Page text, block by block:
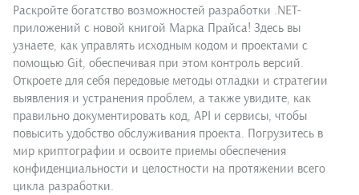
Раскройте богатство возможностей разработки .NET-
приложений с новой книгой Марка Прайса! Здесь вы
узнаете, как управлять исходным кодом и проектами с
помощью Git, обеспечивая при этом контроль версий.
Откроете для себя передовые методы отладки и стратегии
выявления и устранения проблем, а также увидите, как
правильно документировать код, API и сервисы, чтобы
повысить удобство обслуживания проекта. Погрузитесь в
мир криптографии и освоите приемы обеспечения
конфиденциальности и целостности на протяжении всего
цикла разработки.